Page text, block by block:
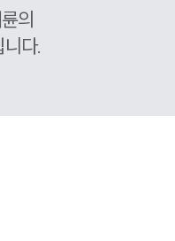
의
다.